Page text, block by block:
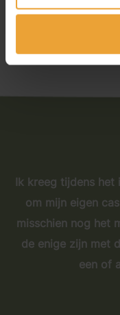
Ik kreeg tijdens
om mijn eigen
misschien nog het
de enige zijn met
een of